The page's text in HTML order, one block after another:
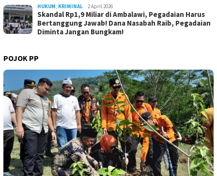
HUKUM, KRIMINAL 2 April 2026
Skandal Rp1,9 Miliar di Ambalawi, Pegadaian Harus
Bertanggung Jawab! Dana Nasabah Raib, Pegadaian
Diminta Jangan Bungkam!
POJOK PP